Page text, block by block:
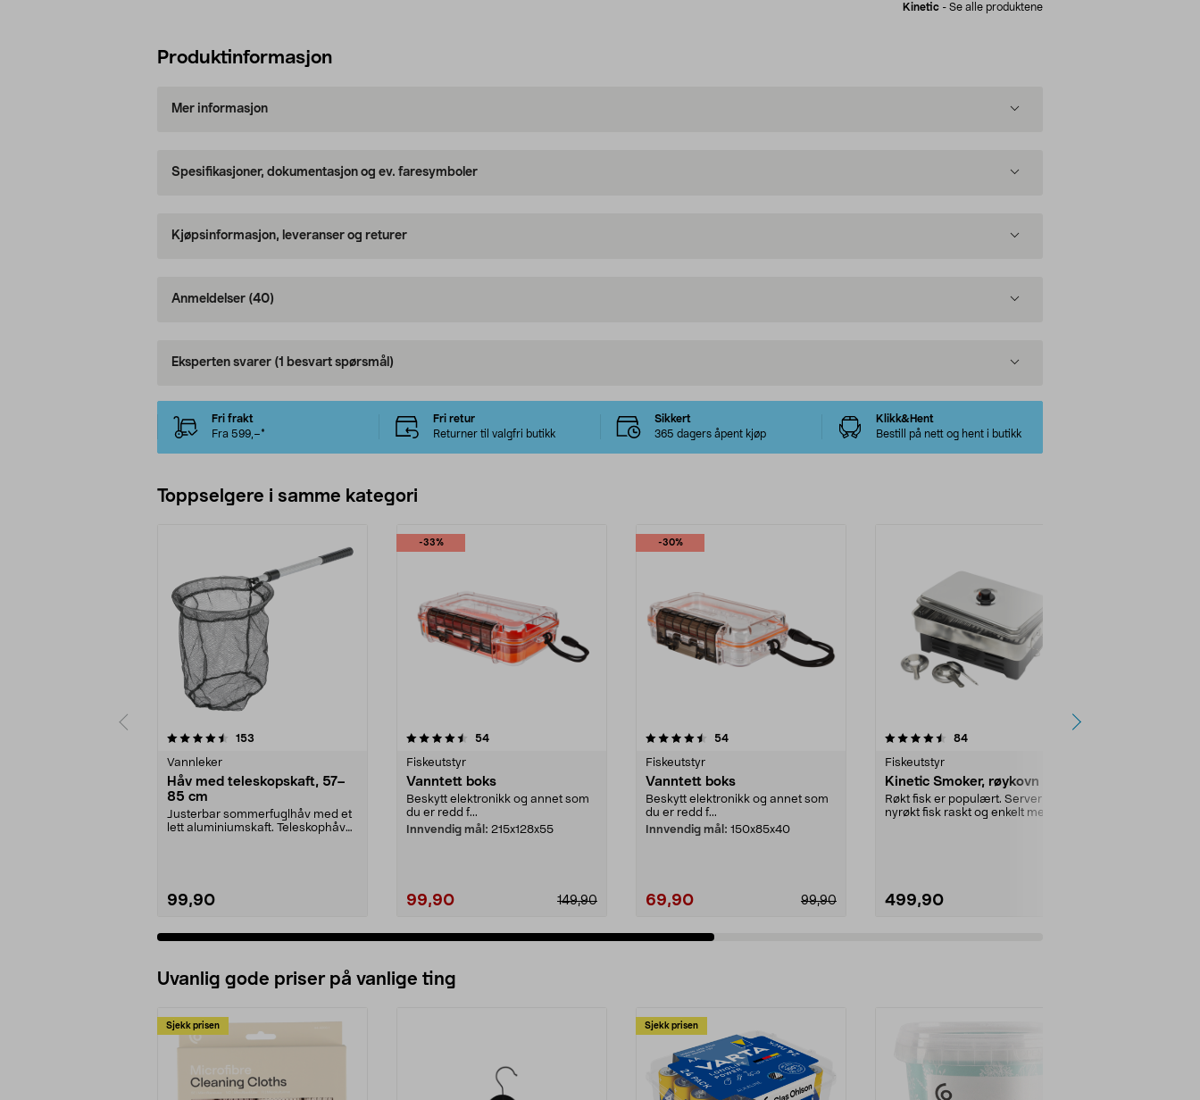
Kinetic - Se alle produktene
Produktinformasjon
Mer informasjon
Spesifikasjoner, dokumentasjon og ev. faresymboler
Kjøpsinformasjon, leveranser og returer
Anmeldelser (40)
Eksperten svarer (1 besvart spørsmål)
Fri frakt
Fra 599,–*
Fri retur
Returner til valgfri butikk
Sikkert
365 dagers åpent kjøp
Klikk&Hent
Bestill på nett og hent i butikk
Toppselgere i samme kategori
153
Vannleker
Håv med teleskopskaft, 57–
85 cm
Justerbar sommerfuglhåv med et
lett aluminiumskaft. Teleskophåv
99,90
-33%
4.5 av 5 stjerner 54anmeldelser
Fiskeutstyr
Vanntett boks
Beskytt elektronikk og annet som
du er redd f...
Innvendig mål: 215x128x55
99,90 149,90
-30%
4.5 av 5 stjerner 54anmeldelser
Fiskeutstyr
Vanntett boks
Beskytt elektronikk og annet som
du er redd f...
Innvendig mål: 150x85x40
69,90 99,90
4.5 av 5 stjerner 84anmeldelser
Fiskeutstyr
Kinetic Smoker, røykovn
Røkt fisk er populært. Server
nyrøkt fisk raskt og enkelt med
499,90
5.0 av 5 stjerner
Uvanlig gode priser på vanlige ting
Sjekk prisen Sjekk prisen